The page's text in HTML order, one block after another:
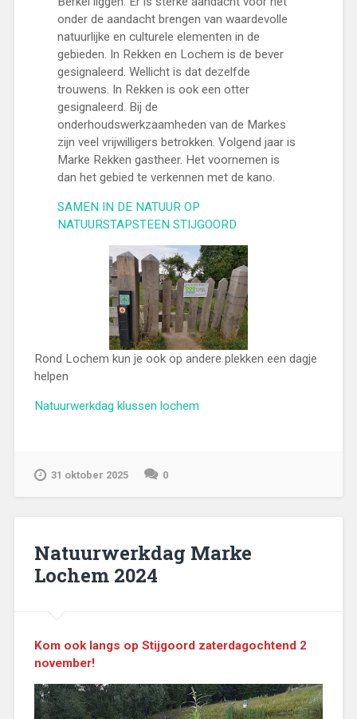
onder de aandacht brengen van waardevolle
natuurlijke en culturele elementen in de
gebieden. In Rekken en Lochem is de bever
gesignaleerd. Wellicht is dat dezelfde
trouwens. In Rekken is ook een otter
gesignaleerd. Bij de
onderhoudswerkzaamheden van de Markes
zijn veel vrijwilligers betrokken. Volgend jaar is
Marke Rekken gastheer. Het voornemen is
dan het gebied te verkennen met de kano.
SAMEN IN DE NATUUR OP
NATUURSTAPSTEEN STIJGOORD
Rond Lochem kun je ook op andere plekken een dagje
helpen
Natuurwerkdag klussen lochem
31 oktober 2025 0
Natuurwerkdag Marke
Lochem 2024
Kom ook langs op Stijgoord zaterdagochtend 2
november!